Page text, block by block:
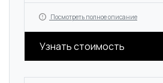
Посмотреть полное описание
Узнать стоимость